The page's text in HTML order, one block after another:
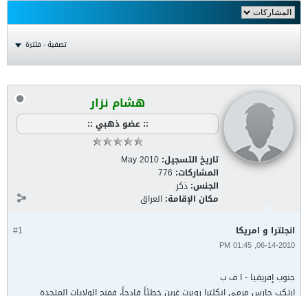
تصفية - فلترة
هشام نزار
:: عضو ذهبي ::
تاريخ التسجيل: May 2010
المشاركات: 776
الجنس: ذكر
مكان الإقامة: العراق
#1 انجلترا و امريكا
06-14-2010, 01:45 PM
جنوب إفريقيا - ا ف ب
إرتكب حارس مرمى انكلترا روبرت غرين خطئاً فادحاً، فمنح الولايات المتحدة